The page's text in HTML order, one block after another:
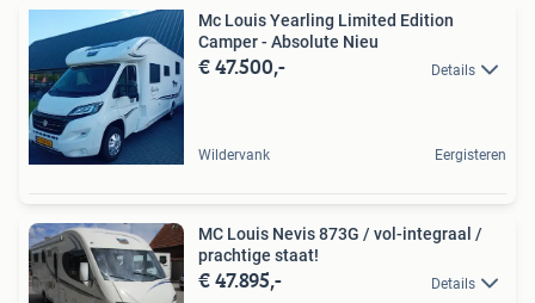
Mc Louis Yearling Limited Edition
Camper - Absolute Nieu
€ 47.500,- Details
Wildervank Eergisteren
MC Louis Nevis 873G / vol-integraal /
prachtige staat!
€ 47.895,- Details